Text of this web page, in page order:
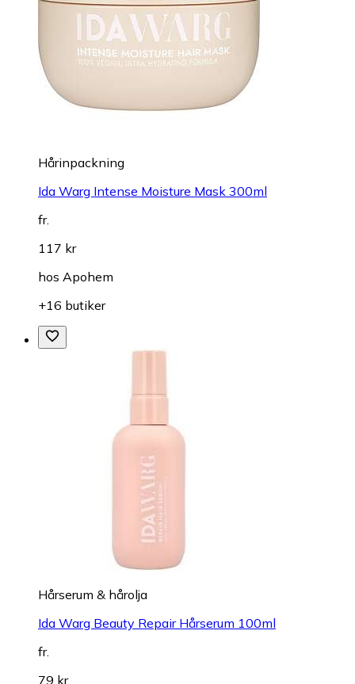
Hårinpackning
Ida Warg Intense Moisture Mask 300ml
fr.
117 kr
hos Apohem
+16 butiker
Hårserum & hårolja
Ida Warg Beauty Repair Hårserum 100ml
fr.
79 kr